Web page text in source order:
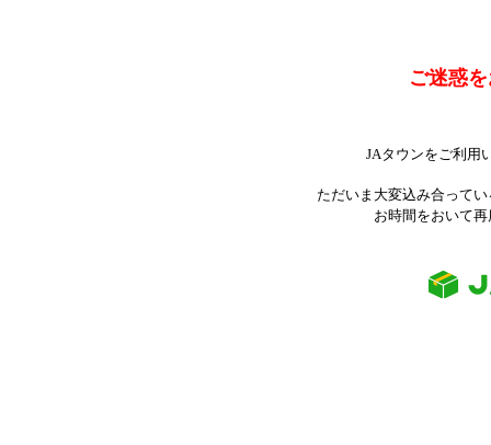
ご迷惑
JAタウンをご利用
ただいま大変込み合って
お時間をおいて